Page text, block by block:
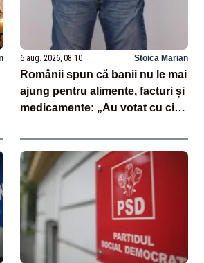
6 aug. 2026, 08:10 Stoica Marian
Românii spun că banii nu le mai
ajung pentru alimente, facturi și
medicamente: „Au votat cu cine